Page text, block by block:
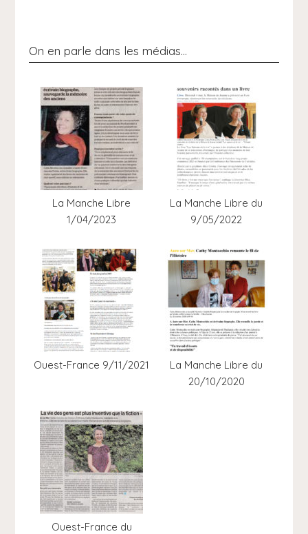
On en parle dans les médias…
La Manche Libre
1/04/2023
La Manche Libre du
9/05/2022
Ouest-France 9/11/2021
La Manche Libre du
20/10/2020
Ouest-France du